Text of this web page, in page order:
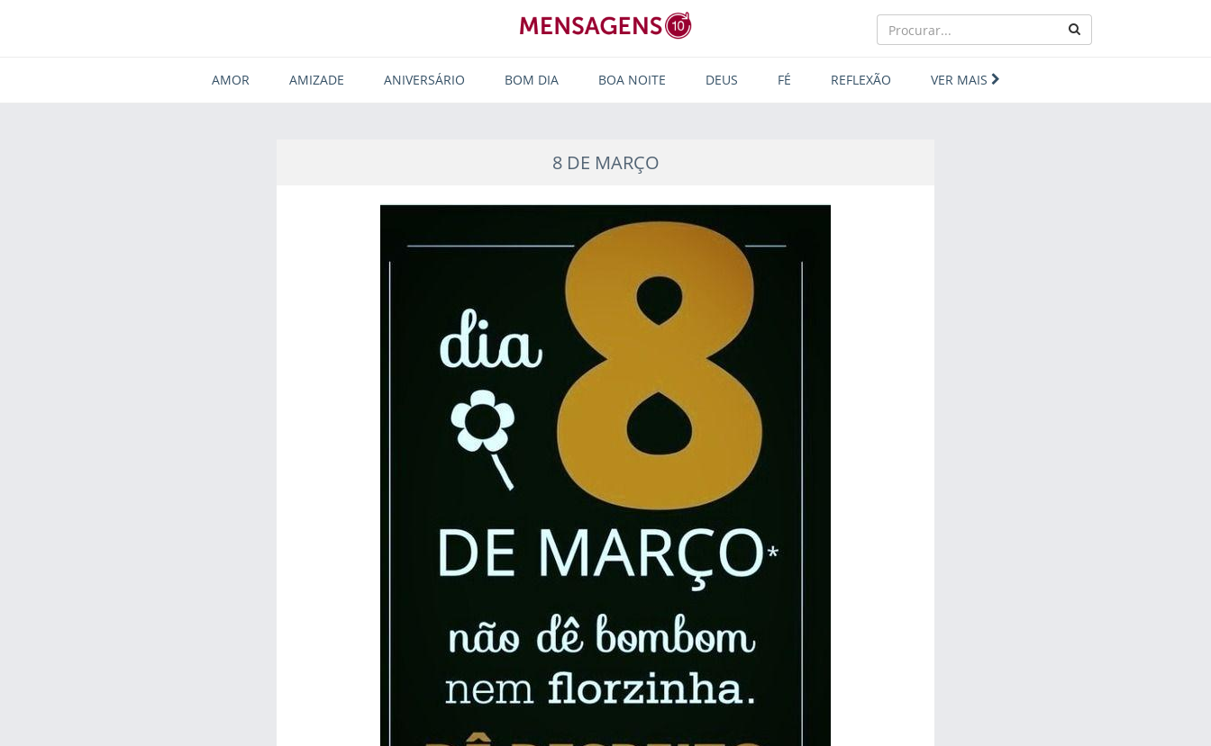
AMOR AMIZADE ANIVERSÁRIO BOM DIA BOA NOITE DEUS FÉ REFLEXÃO VER MAIS
8 DE MARÇO